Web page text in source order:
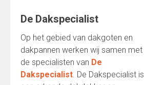
De Dakspecialist
Op het gebied van dakgoten en
dakpannen werken wij samen met
de specialisten van De
Dakspecialist. De Dakspecialist is